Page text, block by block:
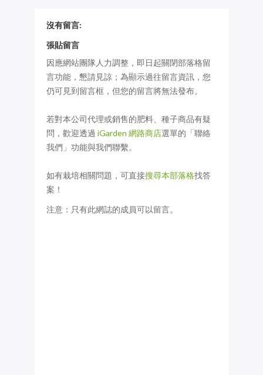
沒有留言:
張貼留言
因應網站團隊人力調整，即日起關閉部落格留
言功能，懇請見諒；為顯示過往留言資訊，您
仍可見到留言框，但您的留言將無法發布。
若對本公司代理或銷售的肥料、種子商品有疑
問，歡迎透過 iGarden 網路商店選單的「聯絡
我們」功能與我們聯繫。
如有栽培相關問題，可直接搜尋本部落格找答
案！
注意：只有此網誌的成員可以留言。